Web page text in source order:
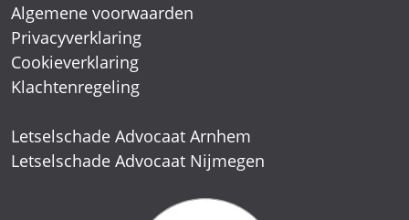
Algemene voorwaarden
Privacyverklaring
Cookieverklaring
Klachtenregeling
Letselschade Advocaat Arnhem
Letselschade Advocaat Nijmegen